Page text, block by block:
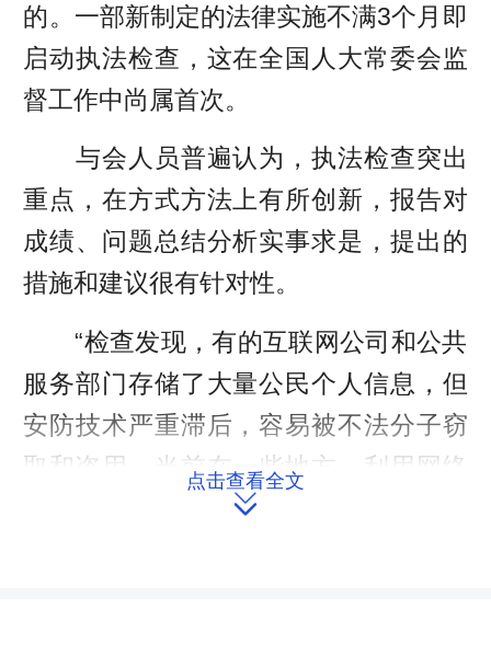
的。一部新制定的法律实施不满3个月即
启动执法检查，这在全国人大常委会监
督工作中尚属首次。
与会人员普遍认为，执法检查突出
重点，在方式方法上有所创新，报告对
成绩、问题总结分析实事求是，提出的
措施和建议很有针对性。
“检查发现，有的互联网公司和公共
服务部门存储了大量公民个人信息，但
安防技术严重滞后，容易被不法分子窃
取和盗用。当前在一些地方，利用网络
非法采集、窃取、贩卖和利用用户信息
点击查看全文
